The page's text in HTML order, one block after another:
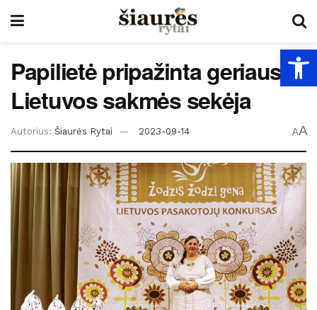
Papilietė pripažinta geriausia
Lietuvos sakmės sekėja
Autorius: Šiaurės Rytai 2023-09-14 AA